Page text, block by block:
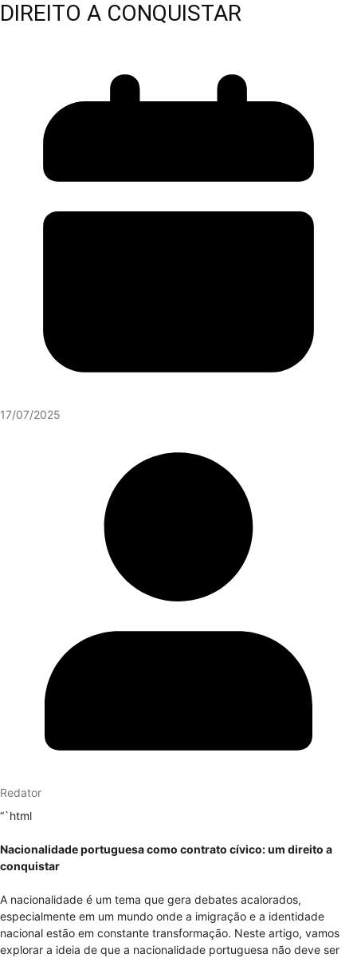
DIREITO A CONQUISTAR
17/07/2025
Redator
“`html
Nacionalidade portuguesa como contrato cívico: um direito a
conquistar
A nacionalidade é um tema que gera debates acalorados,
especialmente em um mundo onde a imigração e a identidade
nacional estão em constante transformação. Neste artigo, vamos
explorar a ideia de que a nacionalidade portuguesa não deve ser